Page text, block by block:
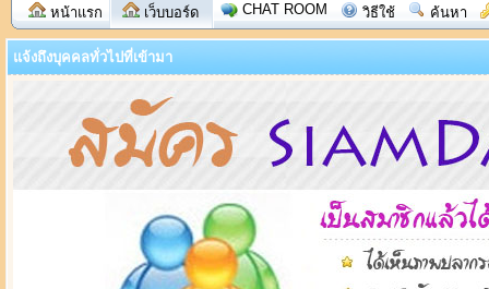
หน้าแรก เว็บบอร์ด CHAT ROOM วิธีใช้ ค้นหา
แจ้งถึงบุคคลทั่วไปที่เข้ามา